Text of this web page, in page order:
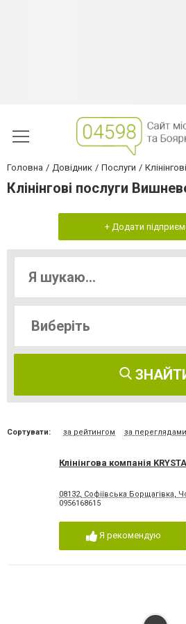
Головна Довідник Послуги
Клінінгові послуги
+ Додати
Сортувати: за рейтингом за переглядами
Клінінгова компанія
08132, Софіївська Борщагівка,
0956168615
Я рекомендую